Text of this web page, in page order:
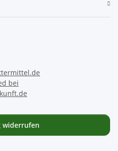
widerrufen